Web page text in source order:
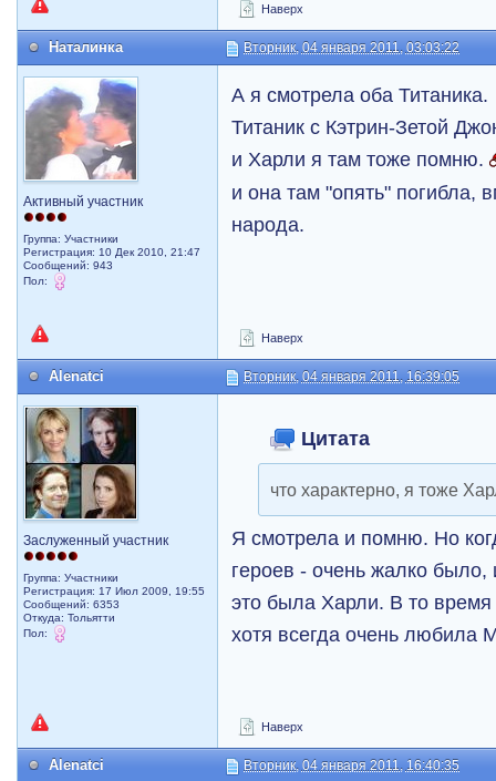
Наверх
Наталинка Вторник, 04 января 2011, 03:03:22
Активный участник
Группа: Участники
Регистрация: 10 Дек 2010, 21:47
Сообщений: 943
Пол:
А я смотрела оба Титаника.
Титаник с Кэтрин-Зетой
и Харли я там тоже помню.
и она там "опять" погибла,
народа.
Наверх
Alenatci Вторник, 04 января 2011, 16:39:05
Заслуженный участник
Группа: Участники
Регистрация: 17 Июл 2009, 19:55
Сообщений: 6353
Откуда: Тольятти
Пол:
Цитата
что характерно, я тоже
Я смотрела и помню. Но
героев - очень жалко
это была Харли. В то
хотя всегда очень любила
Наверх
Alenatci Вторник, 04 января 2011, 16:40:35